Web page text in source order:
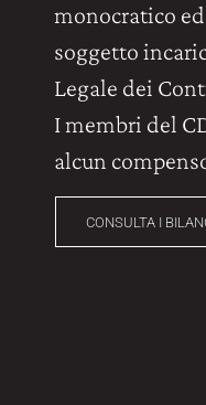
monocratico
soggetto
Legale dei
I membri del
alcun
CONSULTA I